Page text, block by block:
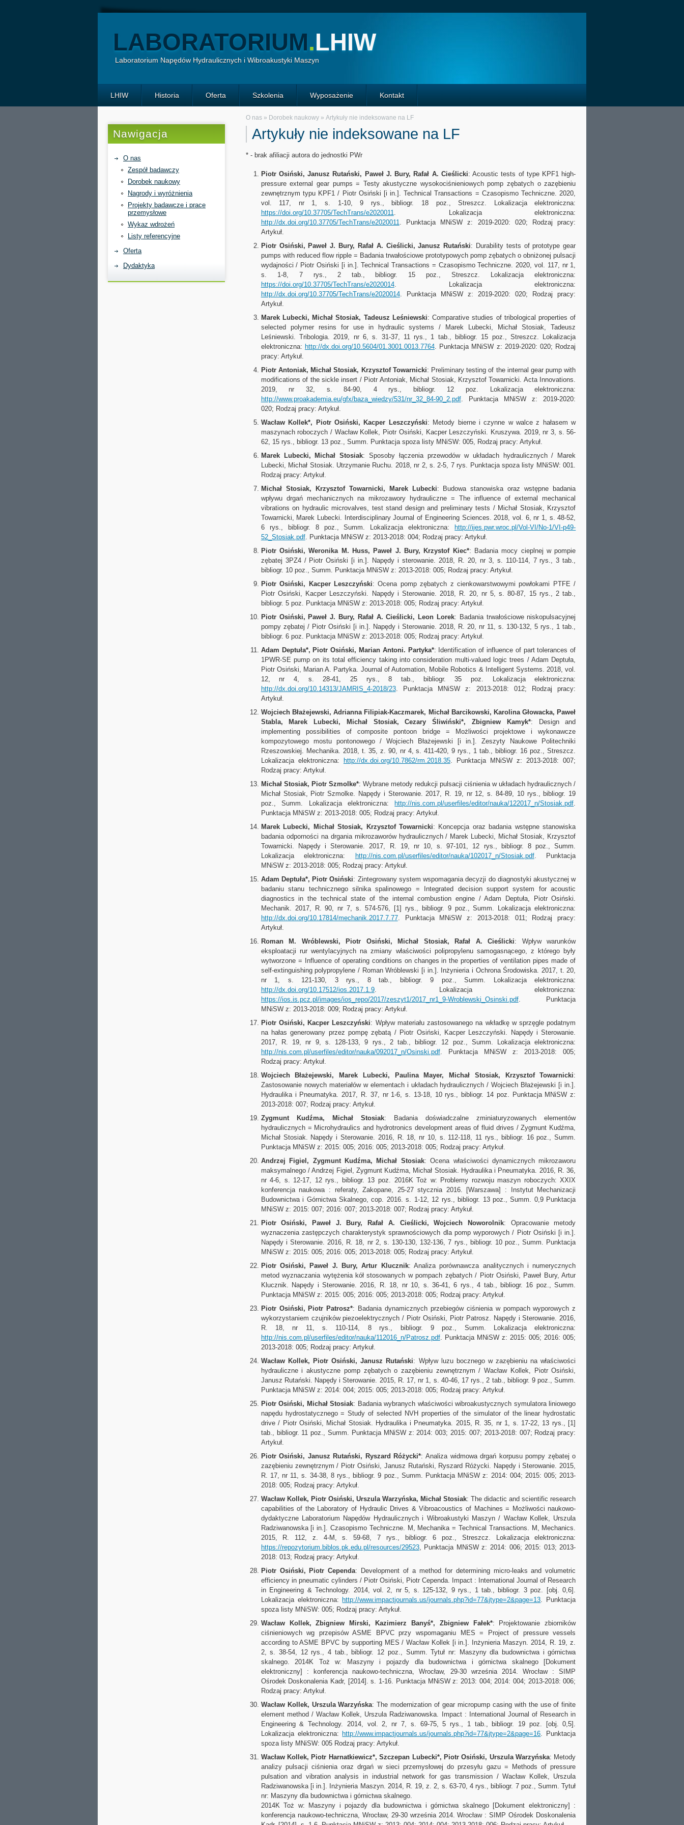
LABORATORIUM.LHIW
Laboratorium Napędów Hydraulicznych i Wibroakustyki Maszyn
LHIW Historia Oferta Szkolenia Wyposażenie Kontakt
Nawigacja
O nas
Zespół badawczy
Dorobek naukowy
Nagrody i wyróżnienia
Projekty badawcze i prace
przemysłowe
Wykaz wdrożeń
Listy referencyjne
Oferta
Dydaktyka
Artykuły nie indeksowane na LF
O nas» Dorobek naukowy» Artykuły nie indeksowane na LF
* - brak afiliacji autora do jednostki PWr
Piotr Osiński, Janusz Rutański, Paweł J. Bury, Rafał A. Cieślicki: Acoustic tests of type KPF1 high-
pressure external gear pumps = Testy akustyczne wysokociśnieniowych pomp zębatych o zazębieniu
zewnętrznym typu KPF1 / Piotr Osiński [i in.]. Technical Transactions = Czasopismo Techniczne. 2020,
vol. 117, nr 1, s. 1-10, 9 rys., bibliogr. 18 poz., Streszcz. Lokalizacja elektroniczna:
https://doi.org/10.37705/TechTrans/e2020011. Lokalizacja elektroniczna:
http://dx.doi.org/10.37705/TechTrans/e2020011. Punktacja MNiSW z: 2019-2020: 020; Rodzaj pracy:
Artykuł.
Piotr Osiński, Paweł J. Bury, Rafał A. Cieślicki, Janusz Rutański: Durability tests of prototype gear
pumps with reduced flow ripple = Badania trwałościowe prototypowych pomp zębatych o obniżonej pulsacji
wydajności / Piotr Osiński [i in.]. Technical Transactions = Czasopismo Techniczne. 2020, vol. 117, nr 1,
s. 1-8, 7 rys., 2 tab., bibliogr. 15 poz., Streszcz. Lokalizacja elektroniczna:
https://doi.org/10.37705/TechTrans/e2020014. Lokalizacja elektroniczna:
http://dx.doi.org/10.37705/TechTrans/e2020014. Punktacja MNiSW z: 2019-2020: 020; Rodzaj pracy:
Artykuł.
Marek Lubecki, Michał Stosiak, Tadeusz Leśniewski: Comparative studies of tribological properties of
selected polymer resins for use in hydraulic systems / Marek Lubecki, Michał Stosiak, Tadeusz
Leśniewski. Tribologia. 2019, nr 6, s. 31-37, 11 rys., 1 tab., bibliogr. 15 poz., Streszcz. Lokalizacja
elektroniczna: http://dx.doi.org/10.5604/01.3001.0013.7764. Punktacja MNiSW z: 2019-2020: 020; Rodzaj
pracy: Artykuł.
Piotr Antoniak, Michał Stosiak, Krzysztof Towarnicki: Preliminary testing of the internal gear pump with
modifications of the sickle insert / Piotr Antoniak, Michał Stosiak, Krzysztof Towarnicki. Acta Innovations.
2019, nr 32, s. 84-90, 4 rys., bibliogr. 12 poz. Lokalizacja elektroniczna:
http://www.proakademia.eu/gfx/baza_wiedzy/531/nr_32_84-90_2.pdf. Punktacja MNiSW z: 2019-2020:
020; Rodzaj pracy: Artykuł.
Wacław Kollek*, Piotr Osiński, Kacper Leszczyński: Metody bierne i czynne w walce z hałasem w
maszynach roboczych / Wacław Kollek, Piotr Osiński, Kacper Leszczyński. Kruszywa. 2019, nr 3, s. 56-
62, 15 rys., bibliogr. 13 poz., Summ. Punktacja spoza listy MNiSW: 005, Rodzaj pracy: Artykuł.
Marek Lubecki, Michał Stosiak: Sposoby łączenia przewodów w układach hydraulicznych / Marek
Lubecki, Michał Stosiak. Utrzymanie Ruchu. 2018, nr 2, s. 2-5, 7 rys. Punktacja spoza listy MNiSW: 001.
Rodzaj pracy: Artykuł.
Michał Stosiak, Krzysztof Towarnicki, Marek Lubecki: Budowa stanowiska oraz wstępne badania
wpływu drgań mechanicznych na mikrozawory hydrauliczne = The influence of external mechanical
vibrations on hydraulic microvalves, test stand design and preliminary tests / Michał Stosiak, Krzysztof
Towarnicki, Marek Lubecki.
Interdisciplinary Journal of Engineering Sciences. 2018, vol. 6, nr 1, s. 48-52,
6 rys., bibliogr. 8 poz., Summ. Lokalizacja elektroniczna:
http://ijes.pwr.wroc.pl/Vol-VI/No-1/VI-p49-
52_Stosiak.pdf. Punktacja MNiSW z: 2013-2018: 004; Rodzaj pracy: Artykuł.
Piotr Osiński, Weronika M. Huss, Paweł J. Bury, Krzystof Kiec*: Badania mocy cieplnej w pompie
zębatej 3PZ4 / Piotr Osiński [i in.]. Napędy i sterowanie. 2018, R. 20, nr 3, s. 110-114, 7 rys., 3 tab.,
bibliogr. 10 poz., Summ. Punktacja MNiSW z: 2013-2018: 005; Rodzaj pracy: Artykuł.
Piotr Osiński, Kacper Leszczyński: Ocena pomp zębatych z cienkowarstwowymi powłokami PTFE /
Piotr Osiński, Kacper Leszczyński. Napędy i Sterowanie. 2018, R. 20, nr 5, s. 80-87, 15 rys., 2 tab.,
bibliogr. 5 poz. Punktacja MNiSW z: 2013-2018: 005; Rodzaj pracy: Artykuł.
Piotr Osiński, Paweł J. Bury, Rafał A. Cieślicki, Leon Lorek: Badania trwałościowe niskopulsacyjnej
pompy zębatej / Piotr Osiński [i in.]. Napędy i Sterowanie. 2018, R. 20, nr 11, s. 130-132, 5 rys., 1 tab.,
bibliogr. 6 poz. Punktacja MNiSW z: 2013-2018: 005; Rodzaj pracy: Artykuł.
Adam Deptuła*, Piotr Osiński, Marian Antoni. Partyka*: Identification of influence of part tolerances of
1PWR-SE pump on its total efficiency taking into consideration multi-valued logic trees / Adam Deptuła,
Piotr Osiński, Marian A. Partyka. Journal of Automation, Mobile Robotics & Intelligent Systems. 2018, vol.
12, nr 4, s. 28-41, 25 rys., 8 tab., bibliogr.35 poz. Lokalizacja elektroniczna:
http://dx.doi.org/10.14313/JAMRIS_4-2018/23. Punktacja MNiSW z: 2013-2018: 012; Rodzaj pracy:
Artykuł.
Wojciech Błażejewski, Adrianna Filipiak-Kaczmarek, Michał Barcikowski, Karolina Głowacka, Paweł
Stabla, Marek Lubecki, Michał Stosiak, Cezary Śliwiński*, Zbigniew Kamyk*: Design and
implementing possibilities of composite pontoon bridge = Możliwości projektowe i wykonawcze
kompozytowego mostu pontonowego / Wojciech Błażejewski [i in.]. Zeszyty Naukowe Politechniki
Rzeszowskiej. Mechanika. 2018, t. 35, z. 90, nr 4, s. 411-420, 9 rys., 1 tab., bibliogr. 16 poz., Streszcz.
Lokalizacja elektroniczna:
http://dx.doi.org/10.7862/rm.2018.35. Punktacja MNiSW z: 2013-2018: 007;
Rodzaj pracy: Artykuł.
Michał Stosiak, Piotr Szmolke*: Wybrane metody redukcji pulsacji ciśnienia w układach hydraulicznych /
Michał Stosiak, Piotr Szmolke. Napędy i Sterowanie. 2017, R. 19, nr 12, s. 84-89, 10 rys., bibliogr. 19
poz., Summ. Lokalizacja elektroniczna:
http://nis.com.pl/userfiles/editor/nauka/122017_n/Stosiak.pdf.
Punktacja MNiSW z: 2013-2018: 005; Rodzaj pracy: Artykuł.
Marek Lubecki, Michał Stosiak, Krzysztof Towarnicki: Koncepcja oraz badania wstępne stanowiska
badania odporności na drgania mikrozaworów hydraulicznych / Marek Lubecki, Michał Stosiak, Krzysztof
Towarnicki. Napędy i Sterowanie. 2017, R. 19, nr 10, s. 97-101, 12 rys., bibliogr. 8 poz., Summ.
Lokalizacja elektroniczna:
http://nis.com.pl/userfiles/editor/nauka/102017_n/Stosiak.pdf. Punktacja
MNiSW z: 2013-2018: 005; Rodzaj pracy: Artykuł.
Adam Deptuła*, Piotr Osiński: Zintegrowany system wspomagania decyzji do diagnostyki akustycznej w
badaniu stanu technicznego silnika spalinowego = Integrated decision support system for acoustic
diagnostics in the technical state of the internal combustion engine / Adam Deptuła, Piotr Osiński.
Mechanik. 2017, R. 90, nr 7, s. 574-576, [1] rys., bibliogr. 9 poz., Summ. Lokalizacja elektroniczna:
http://dx.doi.org/10.17814/mechanik.2017.7.77. Punktacja MNiSW z: 2013-2018: 011; Rodzaj pracy:
Artykuł.
Roman M. Wróblewski, Piotr Osiński, Michał Stosiak, Rafał A. Cieślicki: Wpływ warunków
eksploatacji rur wentylacyjnych na zmiany właściwości polipropylenu samogasnącego, z którego były
wytworzone = Influence of operating conditions on changes in the properties of ventilation pipes made of
self-extinguishing polypropylene / Roman Wróblewski [i in.]. Inżynieria i Ochrona Środowiska. 2017, t. 20,
nr 1, s. 121-130, 3 rys., 8 tab., bibliogr. 9 poz., Summ. Lokalizacja elektroniczna:
http://dx.doi.org/10.17512/ios.2017.1.9. Lokalizacja elektroniczna:
https://ios.is.pcz.pl/images/ios_repo/2017/zeszyt1/2017_nr1_9-Wroblewski_Osinski.pdf. Punktacja
MNiSW z: 2013-2018: 009; Rodzaj pracy: Artykuł.
Piotr Osiński, Kacper Leszczyński: Wpływ materiału zastosowanego na wkładkę w sprzęgle podatnym
na hałas generowany przez pompę zębatą / Piotr Osiński, Kacper Leszczyński. Napędy i Sterowanie.
2017, R. 19, nr 9, s. 128-133, 9 rys., 2 tab., bibliogr. 12 poz., Summ. Lokalizacja elektroniczna:
http://nis.com.pl/userfiles/editor/nauka/092017_n/Osinski.pdf. Punktacja MNiSW z: 2013-2018: 005;
Rodzaj pracy: Artykuł.
Wojciech Błażejewski, Marek Lubecki, Paulina Mayer, Michał Stosiak, Krzysztof Towarnicki:
Zastosowanie nowych materiałów w elementach i układach hydraulicznych / Wojciech Błażejewski [i in.].
Hydraulika i Pneumatyka. 2017, R. 37, nr 1-6, s. 13-18, 10 rys., bibliogr. 14 poz. Punktacja MNiSW z:
2013-2018: 007; Rodzaj pracy: Artykuł.
Zygmunt Kudźma, Michał Stosiak: Badania doświadczalne zminiaturyzowanych elementów
hydraulicznych = Microhydraulics and hydrotronics development areas of fluid drives / Zygmunt Kudźma,
Michał Stosiak. Napędy i Sterowanie. 2016, R. 18, nr 10, s. 112-118, 11 rys., bibliogr. 16 poz., Summ.
Punktacja MNiSW z: 2015: 005; 2016: 005; 2013-2018: 005; Rodzaj pracy: Artykuł.
Andrzej Figiel, Zygmunt Kudźma, Michał Stosiak: Ocena właściwości dynamicznych mikrozaworu
maksymalnego / Andrzej Figiel, Zygmunt Kudźma, Michał Stosiak. Hydraulika i Pneumatyka. 2016, R. 36,
nr 4-6, s. 12-17, 12 rys., bibliogr. 13 poz. 2016K Toż w: Problemy rozwoju maszyn roboczych: XXIX
konferencja naukowa : referaty, Zakopane, 25-27 stycznia 2016. [Warszawa] : Instytut Mechanizacji
Budownictwa i Górnictwa Skalnego, cop. 2016. s. 1-12, 12 rys., bibliogr. 13 poz., Summ. 0,9 Punktacja
MNiSW z: 2015: 007; 2016: 007; 2013-2018: 007; Rodzaj pracy: Artykuł.
Piotr Osiński, Paweł J. Bury, Rafał A. Cieślicki, Wojciech Noworolnik: Opracowanie metody
wyznaczenia zastępczych charakterystyk sprawnościowych dla pomp wyporowych / Piotr Osiński [i in.].
Napędy i Sterowanie. 2016, R. 18, nr 2, s. 130-130, 132-136, 7 rys., bibliogr. 10 poz., Summ. Punktacja
MNiSW z: 2015: 005; 2016: 005; 2013-2018: 005; Rodzaj pracy: Artykuł.
Piotr Osiński, Paweł J. Bury, Artur Klucznik: Analiza porównawcza analitycznych i numerycznych
metod wyznaczania wytężenia kół stosowanych w pompach zębatych / Piotr Osiński, Paweł Bury, Artur
Klucznik. Napędy i Sterowanie. 2016, R. 18, nr 10, s. 36-41, 6 rys., 4 tab., bibliogr. 16 poz., Summ.
Punktacja MNiSW z: 2015: 005; 2016: 005; 2013-2018: 005; Rodzaj pracy: Artykuł.
Piotr Osiński, Piotr Patrosz*: Badania dynamicznych przebiegów ciśnienia w pompach wyporowych z
wykorzystaniem czujników piezoelektrycznych / Piotr Osiński, Piotr Patrosz. Napędy i Sterowanie. 2016,
R. 18, nr 11, s. 110-114, 8 rys., bibliogr. 9 poz., Summ. Lokalizacja elektroniczna:
http://nis.com.pl/userfiles/editor/nauka/112016_n/Patrosz.pdf. Punktacja MNiSW z: 2015: 005; 2016: 005;
2013-2018: 005; Rodzaj pracy: Artykuł.
Wacław Kollek, Piotr Osiński, Janusz Rutański: Wpływ luzu bocznego w zazębieniu na właściwości
hydrauliczne i akustyczne pomp zębatych o zazębieniu zewnętrznym / Wacław Kollek, Piotr Osiński,
Janusz Rutański. Napędy i Sterowanie. 2015, R. 17, nr 1, s. 40-46, 17 rys., 2 tab., bibliogr. 9 poz., Summ.
Punktacja MNiSW z: 2014: 004; 2015: 005; 2013-2018: 005; Rodzaj pracy: Artykuł.
Piotr Osiński, Michał Stosiak: Badania wybranych właściwości wibroakustycznych symulatora liniowego
napędu hydrostatycznego = Study of selected NVH properties of the simulator of the linear hydrostatic
drive / Piotr Osiński, Michał Stosiak. Hydraulika i Pneumatyka. 2015, R. 35, nr 1, s. 17-22, 13 rys., [1]
tab., bibliogr. 11 poz., Summ. Punktacja MNiSW z: 2014: 003; 2015: 007; 2013-2018: 007; Rodzaj pracy:
Artykuł.
Piotr Osiński, Janusz Rutański, Ryszard Różycki*: Analiza widmowa drgań korpusu pompy zębatej o
zazębieniu zewnętrznym / Piotr Osiński, Janusz Rutański, Ryszard Różycki. Napędy i Sterowanie. 2015,
R. 17, nr 11, s. 34-38, 8 rys., bibliogr. 9 poz., Summ. Punktacja MNiSW z: 2014: 004; 2015: 005; 2013-
2018: 005; Rodzaj pracy: Artykuł.
Wacław Kollek, Piotr Osiński, Urszula Warzyńska, Michał Stosiak: The didactic and scientific research
capabilities of the Laboratory of Hydraulic Drives & Vibroacoustics of Machines = Możliwości naukowo-
dydaktyczne Laboratorium Napędów Hydraulicznych i Wibroakustyki Maszyn / Wacław Kollek, Urszula
Radziwanowska [i in.]. Czasopismo Techniczne. M, Mechanika = Technical Transactions. M, Mechanics.
2015, R. 112, z. 4-M, s. 59-68, 7 rys., bibliogr. 6 poz., Streszcz. Lokalizacja elektroniczna:
https://repozytorium.biblos.pk.edu.pl/resources/29523, Punktacja MNiSW z: 2014: 006; 2015: 013; 2013-
2018: 013; Rodzaj pracy: Artykuł.
Piotr Osiński, Piotr Cependa: Development of a method for determining micro-leaks and volumetric
efficiency in pneumatic cylinders / Piotr Osiński, Piotr Cependa. Impact : International Journal of Research
in Engineering & Technology. 2014, vol. 2, nr 5, s. 125-132, 9 rys., 1 tab., bibliogr. 3 poz. [obj. 0,6].
Lokalizacja elektroniczna: http://www.impactjournals.us/journals.php?id=77&jtype=2&page=13. Punktacja
spoza listy MNiSW: 005; Rodzaj pracy: Artykuł.
Wacław Kollek, Zbigniew Mirski, Kazimierz Banyś*, Zbigniew Fałek*: Projektowanie zbiorników
ciśnieniowych wg przepisów ASME BPVC przy wspomaganiu MES = Project of pressure vessels
according to ASME BPVC by supporting MES / Wacław Kollek [i in.]. Inżynieria Maszyn. 2014, R. 19, z.
2, s. 38-54, 12 rys., 4 tab., bibliogr. 12 poz., Summ. Tytuł nr: Maszyny dla budownictwa i górnictwa
skalnego. 2014K Toż w: Maszyny i pojazdy dla budownictwa i górnictwa skalnego [Dokument
elektroniczny] : konferencja naukowo-techniczna, Wrocław, 29-30 września 2014. Wrocław : SIMP
Ośrodek Doskonalenia Kadr, [2014]. s. 1-16. Punktacja MNiSW z: 2013: 004; 2014: 004; 2013-2018: 006;
Rodzaj pracy: Artykuł.
Wacław Kollek, Urszula Warzyńska: The modernization of gear micropump casing with the use of finite
element method / Wacław Kollek, Urszula Radziwanowska. Impact : International Journal of Research in
Engineering & Technology. 2014, vol. 2, nr 7, s. 69-75, 5 rys., 1 tab., bibliogr. 19 poz. [obj. 0,5].
Lokalizacja elektroniczna: http://www.impactjournals.us/journals.php?id=77&jtype=2&page=16. Punktacja
spoza listy MNiSW: 005 Rodzaj pracy: Artykuł.
Wacław Kollek, Piotr Harnatkiewicz*, Szczepan Lubecki*, Piotr Osiński, Urszula Warzyńska: Metody
analizy pulsacji ciśnienia oraz drgań w sieci przemysłowej do przesyłu gazu = Methods of pressure
pulsation and vibration analysis in industrial network for gas transmission / Wacław Kollek, Urszula
Radziwanowska [i in.]. Inżynieria Maszyn. 2014, R. 19, z. 2, s. 63-70, 4 rys., bibliogr. 7 poz., Summ. Tytuł
nr: Maszyny dla budownictwa i górnictwa skalnego.
2014K Toż w: Maszyny i pojazdy dla budownictwa i górnictwa skalnego [Dokument elektroniczny] :
konferencja naukowo-techniczna, Wrocław, 29-30 września 2014. Wrocław : SIMP Ośrodek Doskonalenia